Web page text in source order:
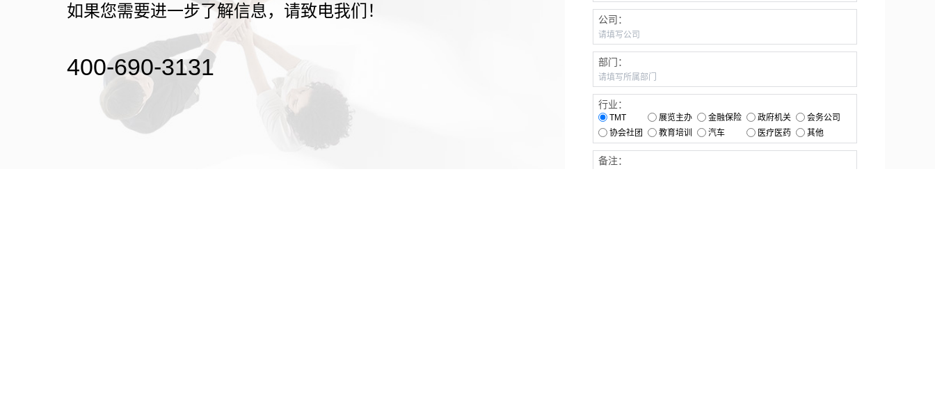
如果您需要进一步了解信息，请致电我们！
400-690-3131
公司：
部门：
行业：
TMT 展览主办 金融保险 政府机关
会务公司
协会社团
教育培训 汽车 医疗医药 其他
备注：